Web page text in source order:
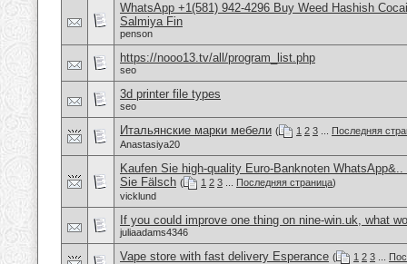
WhatsApp +1(581) 942-4296 Buy Weed Hashish
Salmiya Fin
penson
https://nooo13.tv/all/program_list.php
seo
3d printer file types
seo
Итальянские марки мебели ( 1 2 3
Последняя
Anastasiya20
Kaufen Sie high-quality Euro-Banknoten
Sie Fälsch ( 1 2 3 Последняя страница)
vicklund
If you could improve one thing on nine-win.uk, what
juliaadams4346
Vape store with fast delivery Esperance ( 1 2 3